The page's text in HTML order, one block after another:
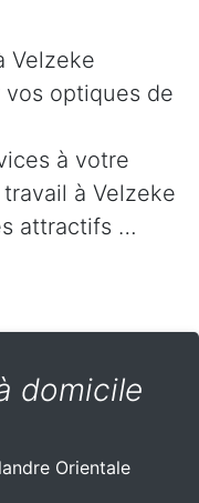
Velzeke
optiques de
à votre
à Velzeke
attractifs …
domicile
Orientale